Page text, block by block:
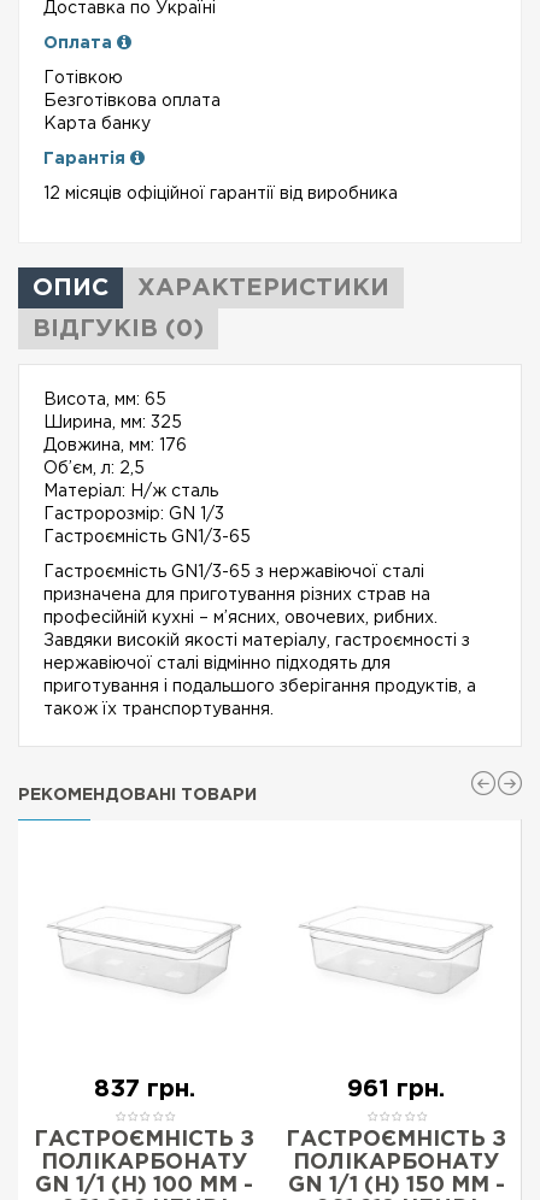
Доставка по Україні
Оплата
Готівкою
Безготівкова оплата
Карта банку
Гарантія
12 місяців офіційної гарантії від виробника
ОПИС
ХАРАКТЕРИСТИКИ
ВІДГУКІВ (0)
Висота, мм: 65
Ширина, мм: 325
Довжина, мм: 176
Об’єм, л: 2,5
Матеріал: Н/ж сталь
Гастророзмір: GN 1/3
Гастроємність GN1/3-65
Гастроємність GN1/3-65 з нержавіючої сталі
призначена для приготування різних страв на
професійній кухні – м’ясних, овочевих, рибних.
Завдяки високій якості матеріалу, гастроємності з
нержавіючої сталі відмінно підходять для
приготування і подальшого зберігання продуктів, а
також їх транспортування.
РЕКОМЕНДОВАНІ ТОВАРИ
837 грн.
ГАСТРОЄМНІСТЬ З
ПОЛІКАРБОНАТУ
GN 1/1 (H) 100 ММ -
961 грн.
ГАСТРОЄМНІСТЬ З
ПОЛІКАРБОНАТУ
GN 1/1 (H) 150 ММ -